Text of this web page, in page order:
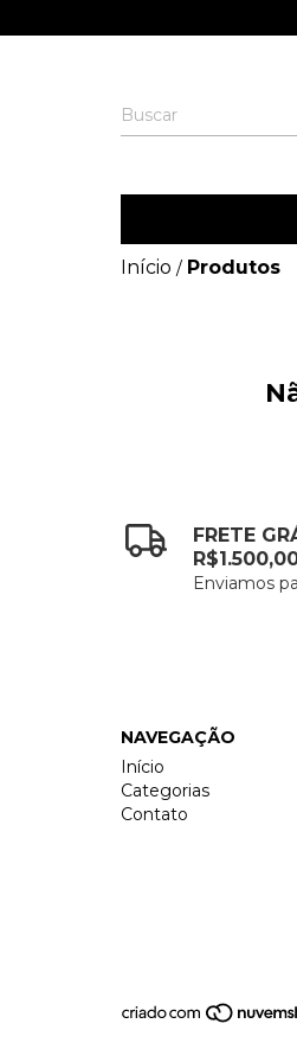
Início / Produtos
FRETE
Enviamos
NAVEGAÇÃO
Início
Categorias
Contato